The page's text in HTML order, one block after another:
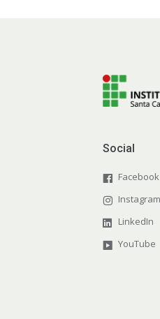
Social
Facebook
Instagram
LinkedIn
YouTube